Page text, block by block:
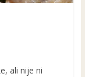
ali nije ni